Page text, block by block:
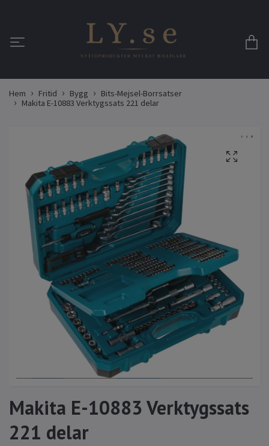
Hem Fritid Bygg
Bits-Mejsel-Borrsatser
Makita E-10883 Verktygssats 221 delar
Makita E-10883 Verktygssats
221 delar